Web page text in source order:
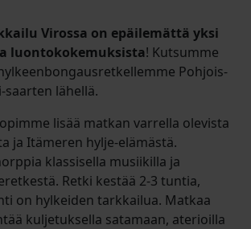
Virossa on epäilemättä yksi
luontokokemuksista! Kutsumme
Pohjois-
saarten lähellä.
lisää matkan varrella olevista
ja Itämeren hylje-elämästä.
klassisella musiikilla ja
Retki kestää 2-3 tuntia,
on hylkeiden tarkkailua. Matkaa
kuljetuksella satamaan, aterioilla